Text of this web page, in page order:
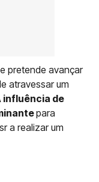
pretende avançar
atravessar um
influência de
para
a realizar um